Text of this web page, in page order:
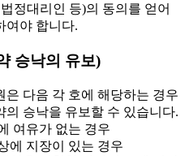
정대리인 등)의 동의를 얻어
여야 합니다.
승낙의 유보)
다음 각 호에 해당하는 경우
의 승낙을 유보할 수 있습니다.
여유가 없는 경우
에 지장이 있는 경우